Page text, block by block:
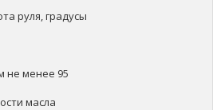
руля, градусы
не менее 95
масла